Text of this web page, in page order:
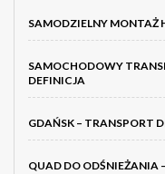
SAMODZIELNY MONTAŻ
SAMOCHODOWY
DEFINICJA
GDAŃSK – TRANSPORT
QUAD DO ODŚNIEŻANIA